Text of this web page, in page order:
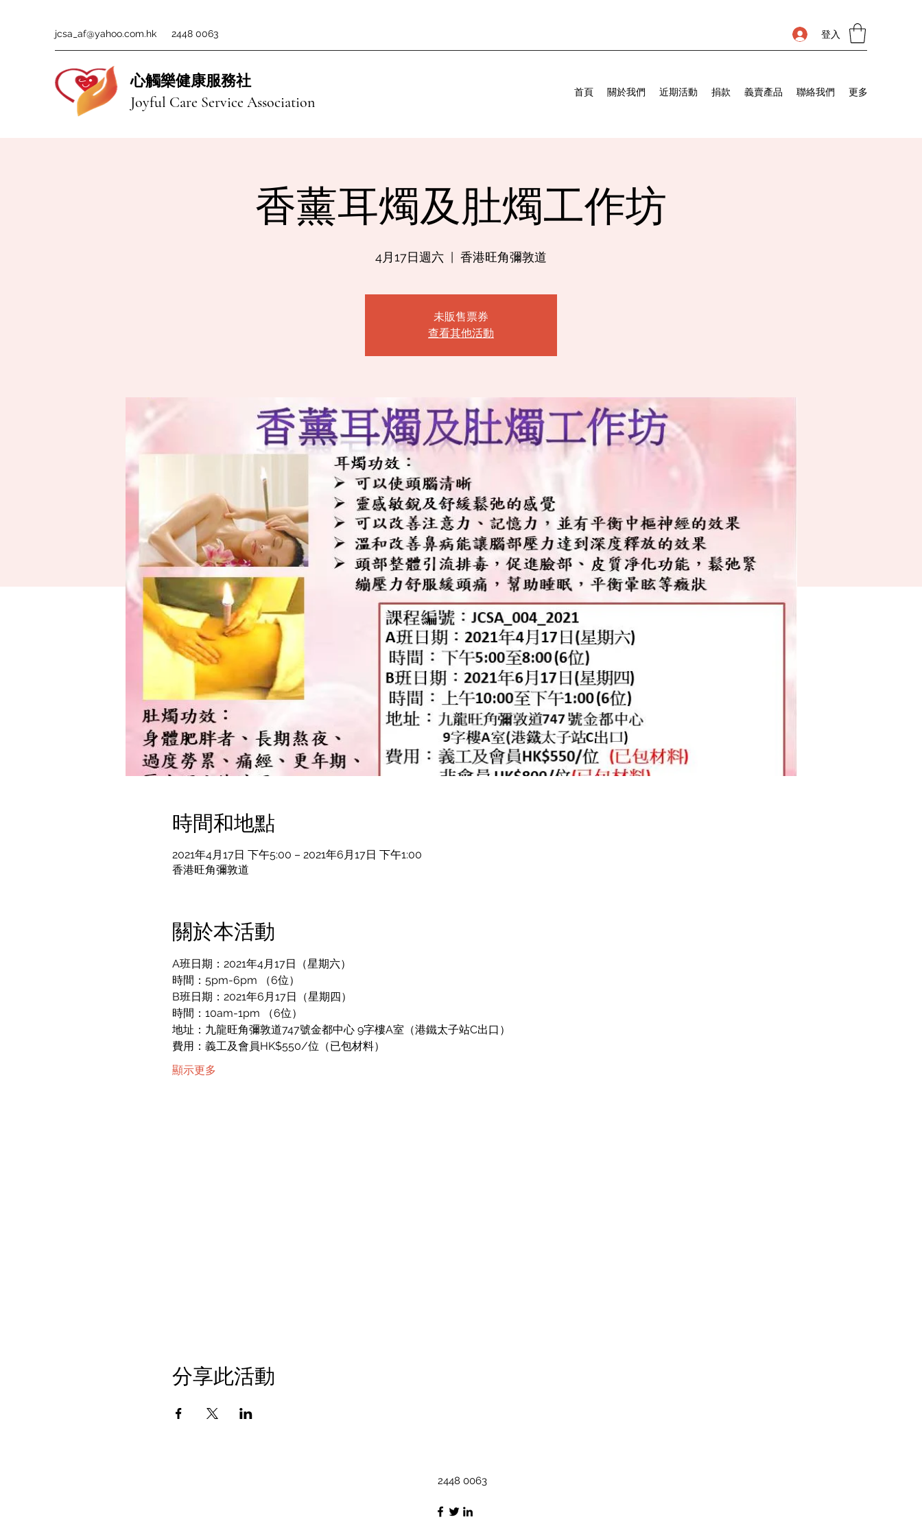
jcsa_af@yahoo.com.hk 2448 0063 登入
心觸樂健康服務社
Joyful Care Service Association
首頁 關於我們 近期活動 捐款 義賣產品 聯絡我們 更多
香薰耳燭及肚燭工作坊
4月17日週六
  |
香港旺角彌敦道
未販售票券
查看其他活動
時間和地點
2021年4月17日 下午5:00 – 2021年6月17日 下午1:00
香港旺角彌敦道
關於本活動
A班日期：2021年4月17日（星期六）
時間：5pm-6pm （6位）
B班日期：2021年6月17日（星期四）
時間：10am-1pm （6位）
地址：九龍旺角彌敦道747號金都中心 9字樓A室（港鐵太子站C出口）
費用：義工及會員HK$550/位（已包材料）
顯示更多
分享此活動
2448 0063